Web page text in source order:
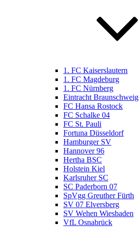
1. FC Kaiserslautern
1. FC Magdeburg
1. FC Nürnberg
Eintracht Braunschweig
FC Hansa Rostock
FC Schalke 04
FC St. Pauli
Fortuna Düsseldorf
Hamburger SV
Hannover 96
Hertha BSC
Holstein Kiel
Karlsruher SC
SC Paderborn 07
SpVgg Greuther Fürth
SV 07 Elversberg
SV Wehen Wiesbaden
VfL Osnabrück